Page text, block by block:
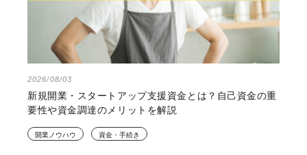
2026/08/03
新規開業・スタートアップ支援資金とは？自己資金の重
要性や資金調達のメリットを解説
開業ノウハウ 資金・手続き